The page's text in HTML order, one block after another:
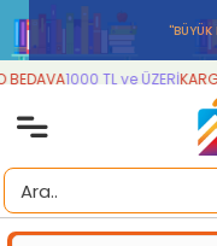
1000 TL ve ÜZERİ